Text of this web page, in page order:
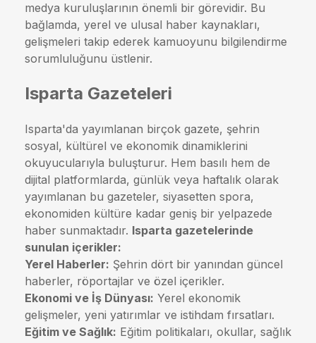
medya kuruluşlarının önemli bir görevidir. Bu
bağlamda, yerel ve ulusal haber kaynakları,
gelişmeleri takip ederek kamuoyunu bilgilendirme
sorumluluğunu üstlenir.
Isparta Gazeteleri
Isparta'da yayımlanan birçok gazete, şehrin
sosyal, kültürel ve ekonomik dinamiklerini
okuyucularıyla buluşturur. Hem basılı hem de
dijital platformlarda, günlük veya haftalık olarak
yayımlanan bu gazeteler, siyasetten spora,
ekonomiden kültüre kadar geniş bir yelpazede
haber sunmaktadır. Isparta gazetelerinde
sunulan içerikler:
Yerel Haberler: Şehrin dört bir yanından güncel
haberler, röportajlar ve özel içerikler.
Ekonomi ve İş Dünyası: Yerel ekonomik
gelişmeler, yeni yatırımlar ve istihdam fırsatları.
Eğitim ve Sağlık: Eğitim politikaları, okullar, sağlık